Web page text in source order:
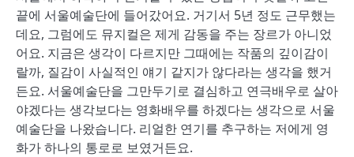
끝에 서울예술단에 들어갔어요. 거기서 5년 정도 근무했는
데요, 그럼에도 뮤지컬은 제게 감동을 주는 장르가 아니었
어요. 지금은 생각이 다르지만 그때에는 작품의 깊이감이
랄까, 질감이 사실적인 얘기 같지가 않다라는 생각을 했거
든요. 서울예술단을 그만두기로 결심하고 연극배우로 살아
야겠다는 생각보다는 영화배우를 하겠다는 생각으로 서울
예술단을 나왔습니다. 리얼한 연기를 추구하는 저에게 영
화가 하나의 통로로 보였거든요.